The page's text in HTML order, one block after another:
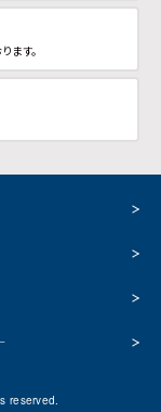
ます。
reserved.